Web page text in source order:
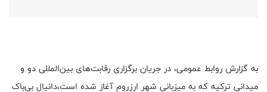
به گزارش روابط عمومی، در جریان برگزاری رقابت‌های بین‌المللی دو و
میدانی ترکیه که به میزبانی شهر ارزروم آغاز شده است،دانیال بی‌باک